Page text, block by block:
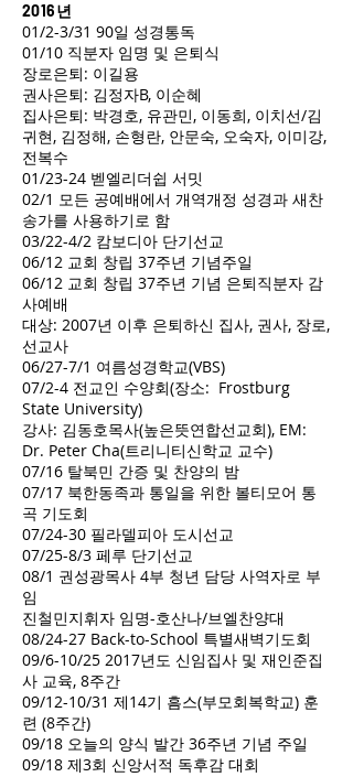
2016년
01/2-3/31 90일 성경통독
01/10 직분자 임명 및 은퇴식
장로은퇴: 이길용
권사은퇴: 김정자B, 이순혜
집사은퇴: 박경호, 유관민, 이동희, 이치선/김
귀현, 김정해, 손형란, 안문숙, 오숙자, 이미강,
전복수
01/23-24 벧엘리더쉽 서밋
02/1 모든 공예배에서 개역개정 성경과 새찬
송가를 사용하기로 함
03/22-4/2 캄보디아 단기선교
06/12 교회 창립 37주년 기념주일
06/12 교회 창립 37주년 기념 은퇴직분자 감
사예배
대상: 2007년 이후 은퇴하신 집사, 권사, 장로,
선교사
06/27-7/1 여름성경학교(VBS)
07/2-4 전교인 수양회(장소: Frostburg
State University)
강사: 김동호목사(높은뜻연합선교회), EM:
Dr. Peter Cha(트리니티신학교 교수)
07/16 탈북민 간증 및 찬양의 밤
07/17 북한동족과 통일을 위한 볼티모어 통
곡 기도회
07/24-30 필라델피아 도시선교
07/25-8/3 페루 단기선교
08/1 권성광목사 4부 청년 담당 사역자로 부
임
진철민지휘자 임명-호산나/브엘찬양대
08/24-27 Back-to-School 특별새벽기도회
09/6-10/25 2017년도 신임집사 및 재인준집
사 교육, 8주간
09/12-10/31 제14기 흠스(부모회복학교) 훈
련 (8주간)
09/18 오늘의 양식 발간 36주년 기념 주일
09/18 제3회 신앙서적 독후감 대회